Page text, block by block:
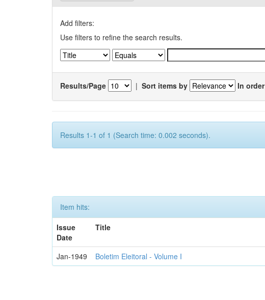
Add filters:
Use filters to refine the search results.
Results/Page | Sort items by In order
Results 1-1 of 1 (Search time: 0.002 seconds).
Item hits:
Issue
Date
Title
Jan-1949 Boletim Eleitoral - Volume I